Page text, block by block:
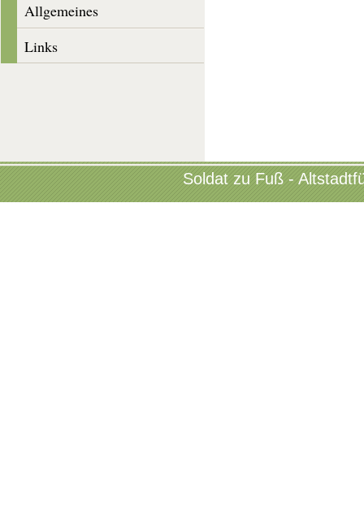
Allgemeines
Links
Soldat zu Fuß -